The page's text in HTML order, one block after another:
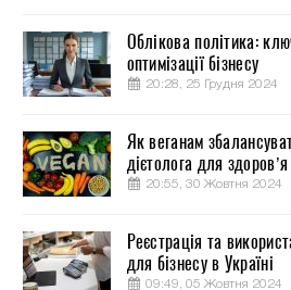
Облікова політика:
оптимізації бізнесу
20:28, 25 Грудня 2024
Як веганам
дієтолога для здоров’я
20:55, 30 Жовтня 2024
Реєстрація та
для бізнесу в Україні
09:49, 05 Жовтня 2024